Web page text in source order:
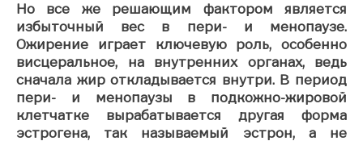
Но все же решающим фактором является
избыточный вес в пери- и менопаузе.
Ожирение играет ключевую роль, особенно
висцеральное, на внутренних органах, ведь
сначала жир откладывается внутри. В период
пери- и менопаузы в подкожно-жировой
клетчатке вырабатывается другая форма
эстрогена, так называемый эстрон, а не